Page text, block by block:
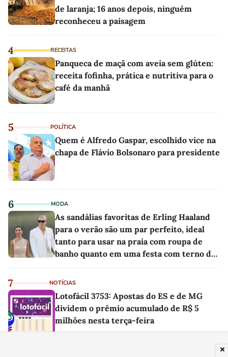
de laranja; 16 anos depois, ninguém
reconheceu a paisagem
4 RECEITAS
Panqueca de maçã com aveia sem glúten:
receita fofinha, prática e nutritiva para o
café da manhã
5 POLÍTICA
Quem é Alfredo Gaspar, escolhido vice na
chapa de Flávio Bolsonaro para presidente
6 MODA
As sandálias favoritas de Erling Haaland
para o verão são um par perfeito, ideal
tanto para usar na praia com roupa de
banho quanto em uma festa com terno de
7 NOTÍCIAS
Lotofácil 3753: Apostas do ES e de MG
dividem o prêmio acumulado de R$ 5
milhões nesta terça-feira